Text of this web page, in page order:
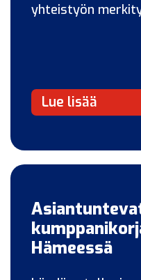
yhteistyön
Lue lisää
Hämeessä